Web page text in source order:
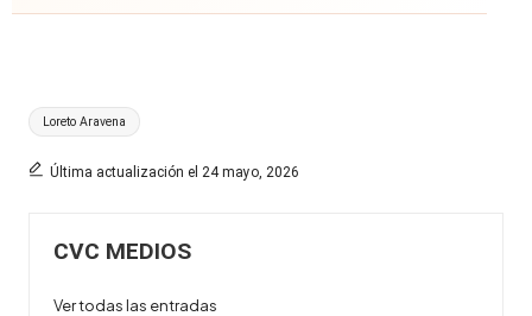
Etiquetas:
Loreto Aravena
Última actualización el 24 mayo, 2026
CVC MEDIOS
Ver todas las entradas